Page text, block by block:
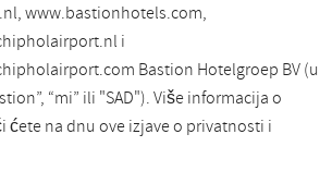
www.bastionhotels.com,
i
Bastion Hotelgroep BV (u
“mi” ili "SAD"). Više informacija o
na dnu ove izjave o privatnosti i